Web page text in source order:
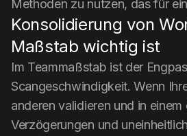
Methoden zu nutzen, das für
Konsolidierung von
Maßstab wichtig ist
Im Teammaßstab ist der
Scangeschwindigkeit. Wenn
anderen validieren und in
Verzögerungen und